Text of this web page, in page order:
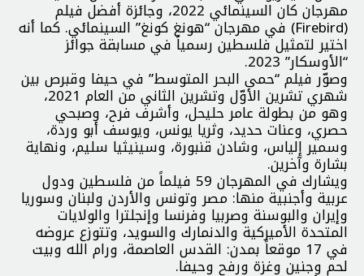
مهرجان كان السينمائي 2022، وجائزة أفضل فيلم
(Firebird) في مهرجان “هونغ كونغ” السينمائي. كما أنه
اختير لتمثيل فلسطين رسمياً في مسابقة جوائز
“الأوسكار” 2023.
وصوّر فيلم “حمى البحر المتوسط” في حيفا وقبرص بين
شهري تشرين الأوّل وتشرين الثاني من العام 2021،
وهو من بطولة عامر حليحل، وأشرف فرح، وصبحي
حصري، وعنات حديد، وثريا يونس، ويوسف أبو وردة،
وسمير إلياس، وشادن قنبورة، وسينيثيا سليم، ونهاية
بشارة وآخرين.
ويشارك في المهرجان 59 فيلماً من فلسطين ودول
عربية وأجنبية منها: مصر وتونس والأردن ولبنان وسوريا
وإيران والبوسنة وصربيا وفرنسا وإنجلترا والولايات
المتحدة الأميركية والدنمارك والسويد، وتتوزع عروضه
في 17 موقعاً بمدن: القدس العاصمة، ورام الله وبيت
لحم وجنين وغزة ورفح وحيفا.